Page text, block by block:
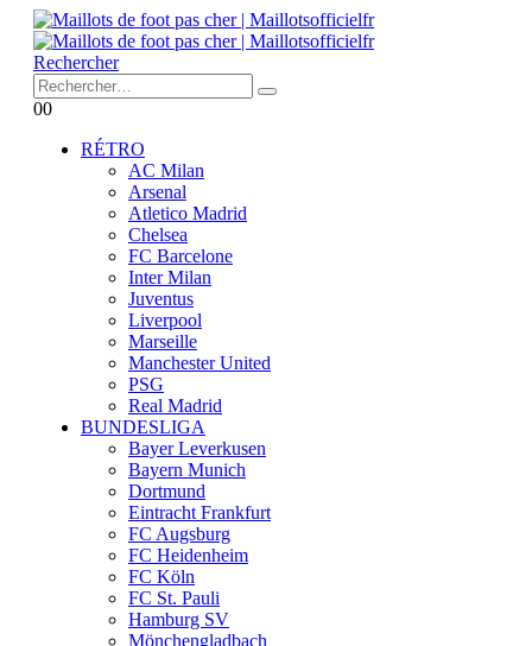
Rechercher
00
RÉTRO
AC Milan
Arsenal
Atletico Madrid
Chelsea
FC Barcelone
Inter Milan
Juventus
Liverpool
Marseille
Manchester United
PSG
Real Madrid
BUNDESLIGA
Bayer Leverkusen
Bayern Munich
Dortmund
Eintracht Frankfurt
FC Augsburg
FC Heidenheim
FC Köln
FC St. Pauli
Hamburg SV
Mönchengladbach